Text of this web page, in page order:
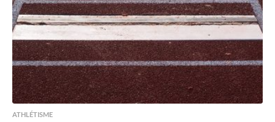
ATHLÉTISME